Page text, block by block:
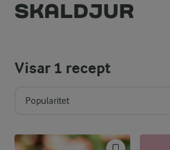
SKALDJUR
Visar1 recept
Popularitet